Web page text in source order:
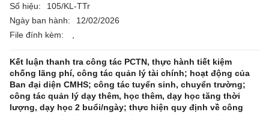
Số hiệu:
105/KL-TTr
Ngày ban hành:
12/02/2026
File đính kèm:
Kết luận thanh tra công tác PCTN, thực hành tiết kiệm
chống lãng phí, công tác quản lý tài chính; hoạt động của
Ban đại diện CMHS; công tác tuyển sinh, chuyển trường;
công tác quản lý dạy thêm, học thêm, dạy học tăng thời
lượng, dạy học 2 buổi/ngày; thực hiện quy định về công